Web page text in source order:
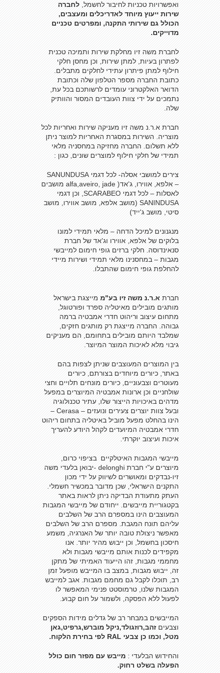
ואפשרויות טכניות לחיבור לחשמל, לחברה
שירות ייעוץ מיוחד לאדריכלים ומעצבים,
הכולל גם שירותי התקנה, ומפרטים טכניים
מדוייקים.
לחברת משה זיו מחלקת שירות ותמיכה טכנית
לפתרון בעיות, למתן שירות, וכן מחסן חלקי
חילוף למתן פיתרון עתידי לחלקים מתבלים.
כתובת החברה מספר הטלפון שלה וכתובת
הדואר האלקטרוני עומדים לרשותכם בכל עת,
נתמכים על ידי צוות העובדים המסור והוותיק
שלה.
חברת א.ר.נ משה זיו מעניקה שירות ואחריות לכל
מוצריה. השירות במסגרת האחריות למוצר ניתן
ללא תשלום. החברה מחזיקה במחסניה מלאי
תמידי של חלקי חילוף למוצרים שונים, כגון :
צירים למושבי אסלה- לכל דגמי SANUNDUSA
– אלפא, אווירו, ג'אד( alfa,aveiro, jade מושבים
לאסלות – לכל דגמי SCARABEO, וכן דגמי
SANINDUSA (מושב אלפא, מושב אווירו, מושב
סיטי, מושב ג'ייד)
מנגנונים למיכל הדחה – מלאי תמידי למונו
בלוקים של אלפא, אווירו וג'אד של חברת
סנאינדוסה. חלקי ברזים גופי חימום למייבשי
מגבות – במחסנינו מלאי תמידי ושירות מיידי
להחלפת גופי חימום שהתבלו.
חברת א.ר.נ משה זיו בע"מ מייצגת בישראל
מותגים מובילים מאיטליה ספרד ופורטוגל,
מתחום עיצוב וריהוט חדרי אמבטיה ברמה
גבוהה. החברה מייצגת רק מותגים חזקים,
שמלבד היותם מובילים בתחומם, הם מעניקים
גיבוי מלא לאיכות המוצר המיוצר.
בין המוצרים המעוצבים שניתן לצפות בהם
באתר, כיורים מיוחדים בצורתם, כיורים
מעוטרים וצבעוניים, כיורים מונחים תלויים וחצי
שולחניים וכן ארונות אמבטיה המיוצרים במפעל
מדהים באיכויות הייצור שלו, עתיר טכנולוגיה
ובעל צוות יוצרים צעירים ונועזים – Cerasa –
הינו בהחלט מפעל מוביל באיטליה בתחום ריהוט
חדרי אמבטיה המיועדים לקהל היודע להעריך
איכות ועיצוב יוקרתי.
מייבשי המגבות האיטלקיים בציפוי כרום,
מיוצרים ע"י חברת delonghi -יבואן בלעדי משה
זיו-‏נבדקים ומאושרים לשיווק על ידי מכון
התקנים הישראלי, שכן מדובר במכשיר חשמלי.
העתק מתעודת הבדיקה ניתן לראות באתר
בקטגוריית מייבשים. ייחודם של מייבשי המגבות
המעוצבים הינו במספרם הרב של השלבים
עליהם תונח המגבת. מספרם הרב של השלבים
מאפשר ניצולת טובה יותר של האנרגיה, משמע
חיסכון בחשמל, וכן ייבוש מהיר יותר. אנו
מקפידים לכנות אותם מייבשי מגבות ולא
מחממי מגבות, זהו הייעוד האמיתי של מתקן
זה, ייבוש מגבות, במצב בו המייבש מופעל זמן
רב, תוכלו לקבל גם מחמם מגבות. אגב למייבש
המגבות שלנו, טרמוסטט פנימי המאפשר לו
לפעול ללא הפסקה, ולשמור על חום קבוע.
המייבשים במבחר רב של גדלים מידות הספקים
וצבעים זהב,רוזגולד,ניקל מוברש,גרפיט,גאן
מטל, וכמו כן צבעי RAL לפי בחירת הלקוח.
והחידוש הבלעדי : מייבש עם מפזר חום כולל
הפעלה בשלט רחוק.